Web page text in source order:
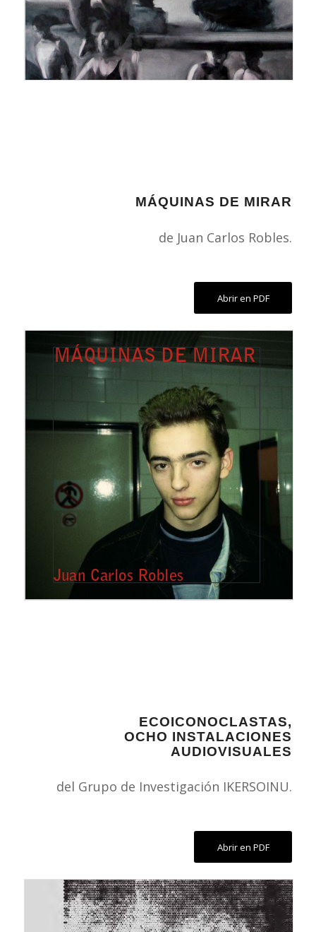
MÁQUINAS DE MIRAR
de Juan Carlos Robles.
Abrir en PDF
ECOICONOCLASTAS,
OCHO INSTALACIONES
AUDIOVISUALES
del Grupo de Investigación IKERSOINU.
Abrir en PDF